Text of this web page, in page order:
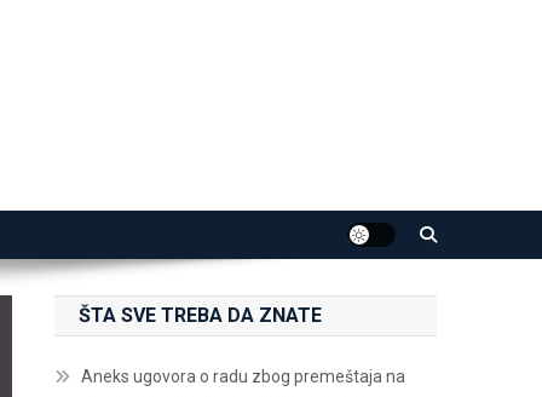
ŠTA SVE TREBA DA ZNATE
Aneks ugovora o radu zbog premeštaja na